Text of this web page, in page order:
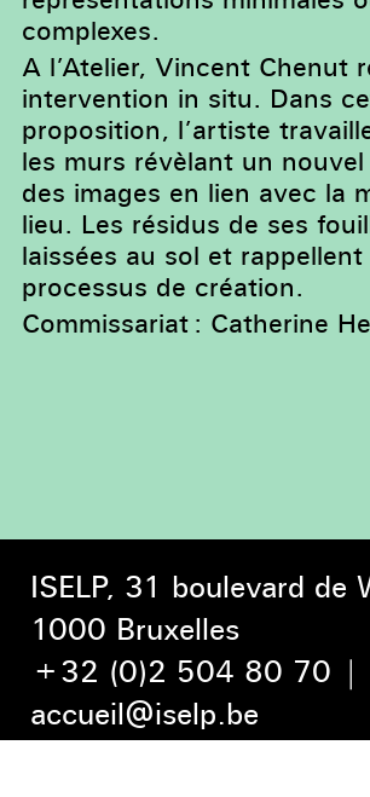
complexes.
A l’Atelier, Vincent Chenut
intervention in situ. Dans
proposition, l’artiste
les murs révèlant un
des images en lien avec la
lieu. Les résidus de ses
laissées au sol et rappellent
processus de création.
Commissariat : Catherine
ISELP, 31 boulevard de
1000 Bruxelles
+32 (0)2 504 80 70 |
accueil@iselp.be